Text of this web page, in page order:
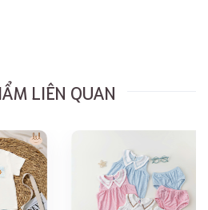
LIÊN QUAN